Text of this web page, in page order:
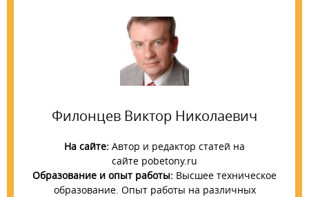
Филонцев Виктор Николаевич
На сайте: Автор и редактор статей на
сайте pobetony.ru
Образование и опыт работы: Высшее техническое
образование. Опыт работы на различных